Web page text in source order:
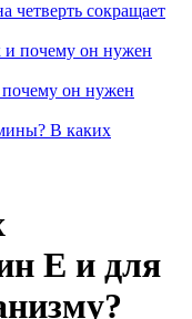
четверть сокращает
он нужен
В каких
Е и для